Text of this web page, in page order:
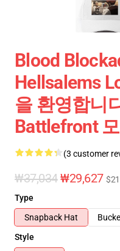
Blood
Hellsalems
을 환영합니
Battlefront
(3 customer
₩37,034₩29,627
Type
Snapback Hat
Style